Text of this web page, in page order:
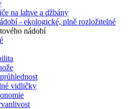
na lahve a džbány
- ekologické, plně rozložitelné
nádobí
vidličky